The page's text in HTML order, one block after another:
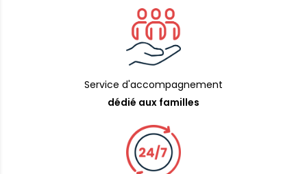
Service d'accompagnement
dédié aux familles